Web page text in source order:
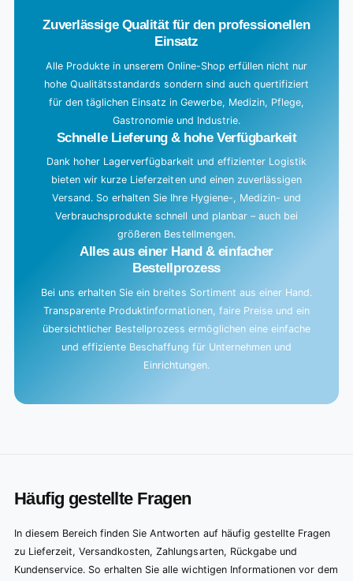
Zuverlässige Qualität für den professionellen
Einsatz
Alle Produkte in unserem Online-Shop erfüllen nicht nur
hohe Qualitätsstandards sondern sind auch quertifiziert
für den täglichen Einsatz in Gewerbe, Medizin, Pflege,
Gastronomie und Industrie.
Schnelle Lieferung & hohe Verfügbarkeit
Dank hoher Lagerverfügbarkeit und effizienter Logistik
bieten wir kurze Lieferzeiten und einen zuverlässigen
Versand. So erhalten Sie Ihre Hygiene-, Medizin- und
Verbrauchsprodukte schnell und planbar – auch bei
größeren Bestellmengen.
Alles aus einer Hand & einfacher
Bestellprozess
Bei uns erhalten Sie ein breites Sortiment aus einer Hand.
Transparente Produktinformationen, faire Preise und ein
übersichtlicher Bestellprozess ermöglichen eine einfache
und effiziente Beschaffung für Unternehmen und
Einrichtungen.
Häufig gestellte Fragen
In diesem Bereich finden Sie Antworten auf häufig gestellte Fragen
zu Lieferzeit, Versandkosten, Zahlungsarten, Rückgabe und
Kundenservice. So erhalten Sie alle wichtigen Informationen vor dem